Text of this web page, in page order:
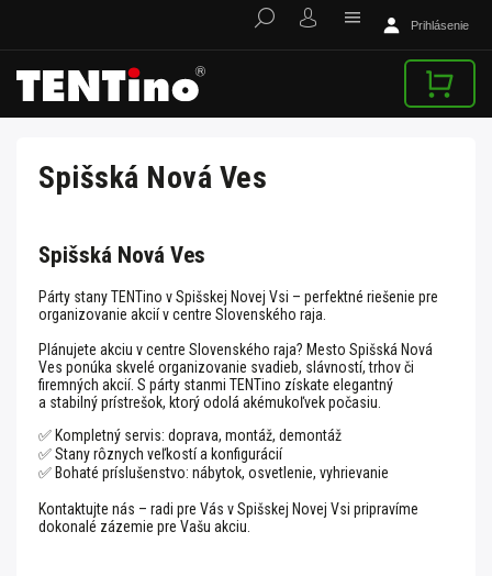
Prihlásenie
Spišská Nová Ves
Spišská Nová Ves
Párty stany TENTino v Spišskej Novej Vsi – perfektné riešenie pre
organizovanie akcií v centre Slovenského raja.
Plánujete akciu v centre Slovenského raja? Mesto Spišská Nová
Ves ponúka skvelé organizovanie svadieb, slávností, trhov či
firemných akcií. S párty stanmi TENTino získate elegantný
a stabilný prístrešok, ktorý odolá akémukoľvek počasiu.
✅ Kompletný servis: doprava, montáž, demontáž
✅ Stany rôznych veľkostí a konfigurácií
✅ Bohaté príslušenstvo: nábytok, osvetlenie, vyhrievanie
Kontaktujte nás – radi pre Vás v Spišskej Novej Vsi pripravíme
dokonalé zázemie pre Vašu akciu.